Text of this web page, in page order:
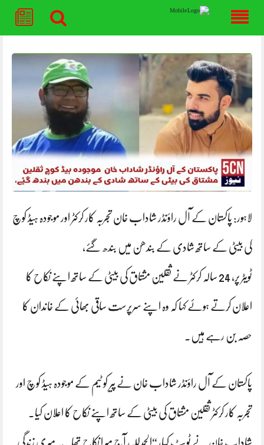
content
لاہور: پاکستان کے آل راؤنڈر شاداب خان تجربہ کار کرکٹر اور موجودہ ہیڈ کوچ
کی بیٹی کے ساتھ شادی کے بندھن میں بندھ گئے،
ٹویٹر پر، 24 سالہ کرکٹر نے ثقلین مشتاق کی بیٹی کے ساتھ اپنے نکاح کا
اعلان کرتے ہوئے کہا کہ وہ اپنے سرپرست ساقی بھائی کے خاندان کا
حصہ بن رہے ہیں۔
پاکستان کے آل راؤنڈر شاداب خان نے پیر کو ٹیم کے موجودہ ہیڈ کوچ اور
تجربہ کار کرکٹر ثقلین مشتاق کی بیٹی کے ساتھ اپنے نکاح کا اعلان کیا۔
شاداب خان نے ٹویٹ کیا، “الحمدللہ، آج میرا نکاح تھا۔ یہ میری زندگی